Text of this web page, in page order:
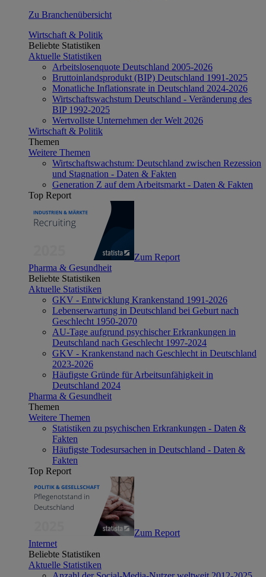
Zu Branchenübersicht
Wirtschaft & Politik
Beliebte Statistiken
Aktuelle Statistiken
Arbeitslosenquote Deutschland 2005-2026
Bruttoinlandsprodukt (BIP) Deutschland 1991-2025
Monatliche Inflationsrate in Deutschland 2024-2026
Wirtschaftswachstum Deutschland - Veränderung des
BIP 1992-2025
Wertvollste Unternehmen der Welt 2026
Wirtschaft & Politik
Themen
Weitere Themen
Wirtschaftswachstum: Deutschland zwischen Rezession
und Stagnation - Daten & Fakten
Generation Z auf dem Arbeitsmarkt - Daten & Fakten
Top Report
Zum Report
Pharma & Gesundheit
Beliebte Statistiken
Aktuelle Statistiken
GKV - Entwicklung Krankenstand 1991-2026
Lebenserwartung in Deutschland bei Geburt nach
Geschlecht 1950-2070
AU-Tage aufgrund psychischer Erkrankungen in
Deutschland nach Geschlecht 1997-2024
GKV - Krankenstand nach Geschlecht in Deutschland
2023-2026
Häufigste Gründe für Arbeitsunfähigkeit in
Deutschland 2024
Pharma & Gesundheit
Themen
Weitere Themen
Statistiken zu psychischen Erkrankungen - Daten &
Fakten
Häufigste Todesursachen in Deutschland - Daten &
Fakten
Top Report
Zum Report
Internet
Beliebte Statistiken
Aktuelle Statistiken